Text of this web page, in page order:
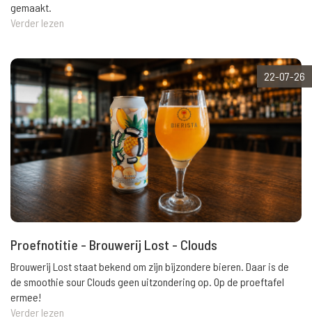
gemaakt.
Verder lezen
22-07-26
Proefnotitie - Brouwerij Lost - Clouds
Brouwerij Lost staat bekend om zijn bijzondere bieren. Daar is de
de smoothie sour Clouds geen uitzondering op. Op de proeftafel
ermee!
Verder lezen